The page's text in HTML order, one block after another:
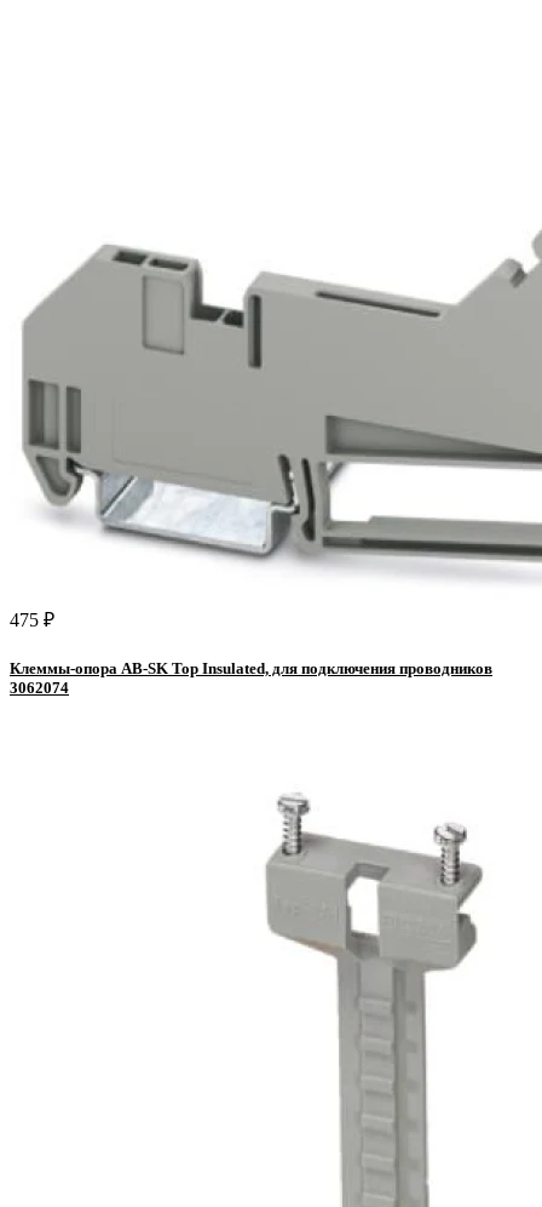
475 ₽
Клеммы-опора AB-SK Top Insulated, для подключения проводников
3062074